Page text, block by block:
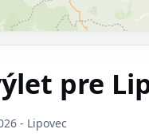
pre
- Lipovec